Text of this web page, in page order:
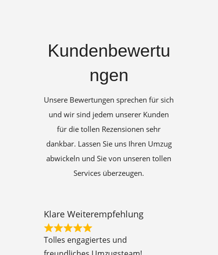
Kundenbewertu
ngen
Unsere Bewertungen sprechen für sich
und wir sind jedem unserer Kunden
für die tollen Rezensionen sehr
dankbar. Lassen Sie uns Ihren Umzug
abwickeln und Sie von unseren tollen
Services überzeugen.
Klare Weiterempfehlung
R
a
Tolles engagiertes und